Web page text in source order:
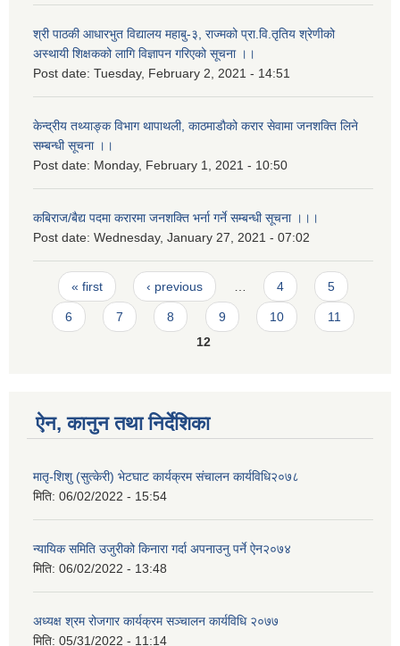
श्री पाठकी आधारभुत विद्यालय महाबु-३, राज्मको प्रा.वि.तृतिय श्रेणीको
अस्थायी शिक्षकको लागि विज्ञापन गरिएको सूचना ।।
Post date: Tuesday, February 2, 2021 - 14:51
केन्द्रीय तथ्याङ्क विभाग थापाथली, काठमाडाैको करार सेवामा जनशक्ति लिने
सम्बन्धी सूचना ।।
Post date: Monday, February 1, 2021 - 10:50
कबिराज/बैद्य पदमा करारमा जनशक्ति भर्ना गर्ने सम्बन्धी सूचना ।।।
Post date: Wednesday, January 27, 2021 - 07:02
Pages
« first ‹ previous 4 5
6 7 8 9 10
11
12
ऐन, कानुन तथा निर्देशिका
मातृ-शिशु (सुत्केरी) भेटघाट कार्यक्रम संचालन कार्यविधि२०७८
मिति: 06/02/2022 - 15:54
न्यायिक समिति उजुरीको किनारा गर्दा अपनाउनु पर्ने ऐन२०७४
मिति: 06/02/2022 - 13:48
अध्यक्ष श्रम रोजगार कार्यक्रम सञ्चालन कार्यविधि २०७७
मिति: 05/31/2022 - 11:14